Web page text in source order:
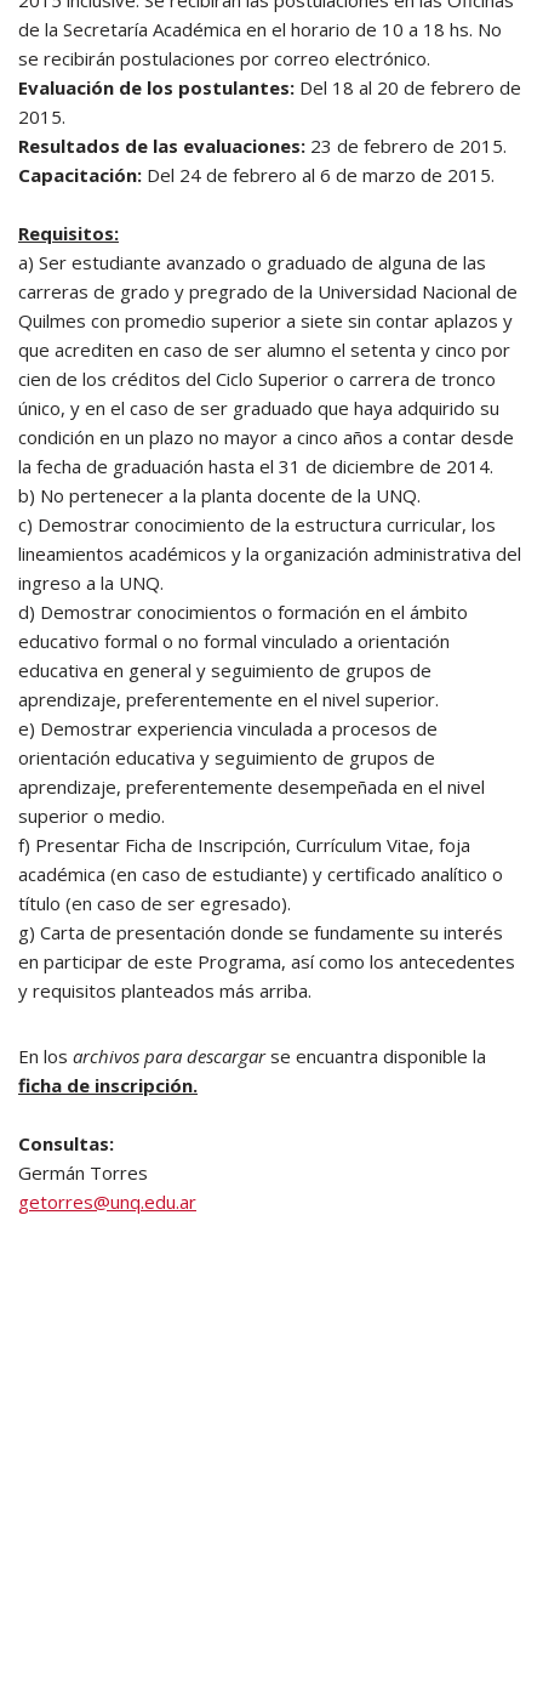
de la Secretaría Académica en el horario de 10 a 18 hs. No
se recibirán postulaciones por correo electrónico.
Evaluación de los postulantes: Del 18 al 20 de febrero de
2015.
Resultados de las evaluaciones: 23 de febrero de 2015.
Capacitación: Del 24 de febrero al 6 de marzo de 2015.
Requisitos:
a) Ser estudiante avanzado o graduado de alguna de las
carreras de grado y pregrado de la Universidad Nacional de
Quilmes con promedio superior a siete sin contar aplazos y
que acrediten en caso de ser alumno el setenta y cinco por
cien de los créditos del Ciclo Superior o carrera de tronco
único, y en el caso de ser graduado que haya adquirido su
condición en un plazo no mayor a cinco años a contar desde
la fecha de graduación hasta el 31 de diciembre de 2014.
b) No pertenecer a la planta docente de la UNQ.
c) Demostrar conocimiento de la estructura curricular, los
lineamientos académicos y la organización administrativa del
ingreso a la UNQ.
d) Demostrar conocimientos o formación en el ámbito
educativo formal o no formal vinculado a orientación
educativa en general y seguimiento de grupos de
aprendizaje, preferentemente en el nivel superior.
e) Demostrar experiencia vinculada a procesos de
orientación educativa y seguimiento de grupos de
aprendizaje, preferentemente desempeñada en el nivel
superior o medio.
f) Presentar Ficha de Inscripción, Currículum Vitae, foja
académica (en caso de estudiante) y certificado analítico o
título (en caso de ser egresado).
g) Carta de presentación donde se fundamente su interés
en participar de este Programa, así como los antecedentes
y requisitos planteados más arriba.
En los archivos para descargarse encuantra disponible la
ficha de inscripción.
Consultas:
Germán Torres
getorres@unq.edu.ar